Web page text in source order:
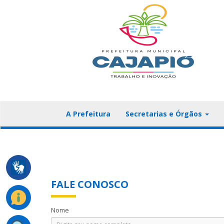
A Prefeitura Secretarias e Órgãos
FALE CONOSCO
Nome